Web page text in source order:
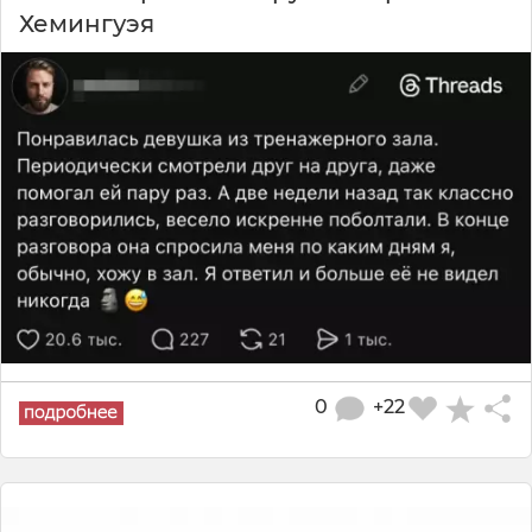
Хемингуэя
+22
0